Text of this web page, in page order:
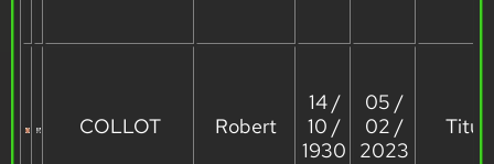
COLLOT Robert
14 /
10 /
1930
05 /
02 /
2023